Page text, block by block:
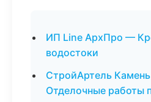
ИП Line АрхПро —
водостоки
СтройАртель
Отделочные работы